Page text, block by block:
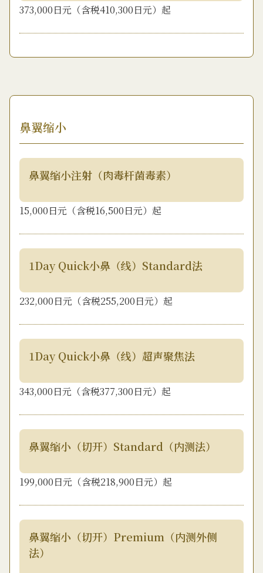
373,000日元（含税410,300日元）起
鼻翼缩小
鼻翼缩小注射（肉毒杆菌毒素）
15,000日元（含税16,500日元）起
1Day Quick小鼻（线）Standard法
232,000日元（含税255,200日元）起
1Day Quick小鼻（线）超声聚焦法
343,000日元（含税377,300日元）起
鼻翼缩小（切开）Standard（内测法）
199,000日元（含税218,900日元）起
鼻翼缩小（切开）Premium（内测外侧
法）